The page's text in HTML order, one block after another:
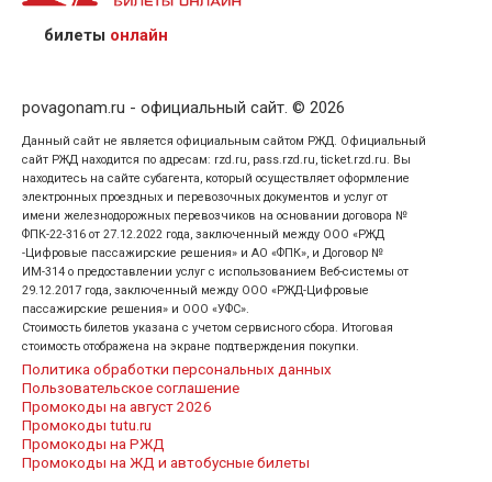
кого оформлен билет.
билеты онлайн
povagonam.ru - официальный сайт. © 2026
Данный сайт не является официальным сайтом РЖД. Официальный
сайт РЖД находится по адресам: rzd.ru, pass.rzd.ru, ticket.rzd.ru. Вы
находитесь на сайте субагента, который осуществляет оформление
электронных проездных и перевозочных документов и услуг от
имени железнодорожных перевозчиков на основании договора №
ФПК-22-316 от 27.12.2022 года, заключенный между ООО «РЖД
-Цифровые пассажирские решения» и АО «ФПК», и Договор №
ИМ-314 о предоставлении услуг с использованием Веб-системы от
29.12.2017 года, заключенный между ООО «РЖД-Цифровые
пассажирские решения» и ООО «УФС».
Стоимость билетов указана с учетом сервисного сбора. Итоговая
стоимость отображена на экране подтверждения покупки.
Политика обработки персональных данных
Пользовательское соглашение
Промокоды на август 2026
Промокоды tutu.ru
Промокоды на РЖД
Промокоды на ЖД и автобусные билеты